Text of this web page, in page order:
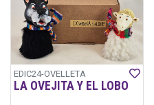
EDIC24-OVELLETA
LA OVEJITA Y EL LOBO